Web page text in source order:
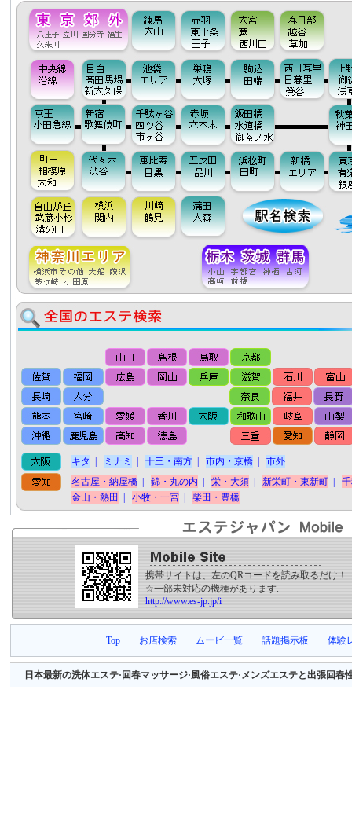
キタ ミナミ 十三・南方 市内・京橋
市外
名古屋・納屋橋
錦・丸の内 栄・大須 新栄町・東新町
金山・熱田
小牧・一宮 柴田・豊橋
携帯サイトは、左のQRコードを読み取るだけ！
☆一部未対応の機種があります.
http://www.es-jp.jp/i
Top お店検索 ムービ一覧 話題掲示板 体験
日本最新の洗体エステ·回春マッサージ·風俗エステ·メンズエステと出張回